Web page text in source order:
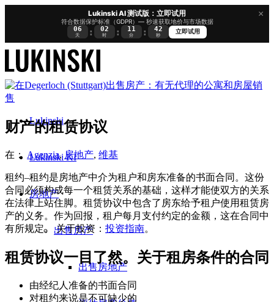
×
Lukinski AI 测试版：立即试用
符合数据保护标准（GDPR）— 秒速获取地价与市场数据
06
天 : 02
时 : 11
分 : 42
秒
立即试用
Lukinski
Lukinski KI
房地产
出售房产
出售房地产
财产的租赁协议
在： Agenzia, 房地产, 维基
租约–租约是房地产中介为租户和房东准备的书面合同。这份
合同必须构成每一个租赁关系的基础，这样才能使双方的关系
在法律上站住脚。租赁协议中包含了房东给予租户使用租赁房
产的义务。作为回报，租户每月支付约定的金额，这在合同中
有所规定。 关于投资： 投资指南。
租赁协议一目了然。关于租房条件的合同
由经纪人准备的书面合同
对租约来说是不可缺少的